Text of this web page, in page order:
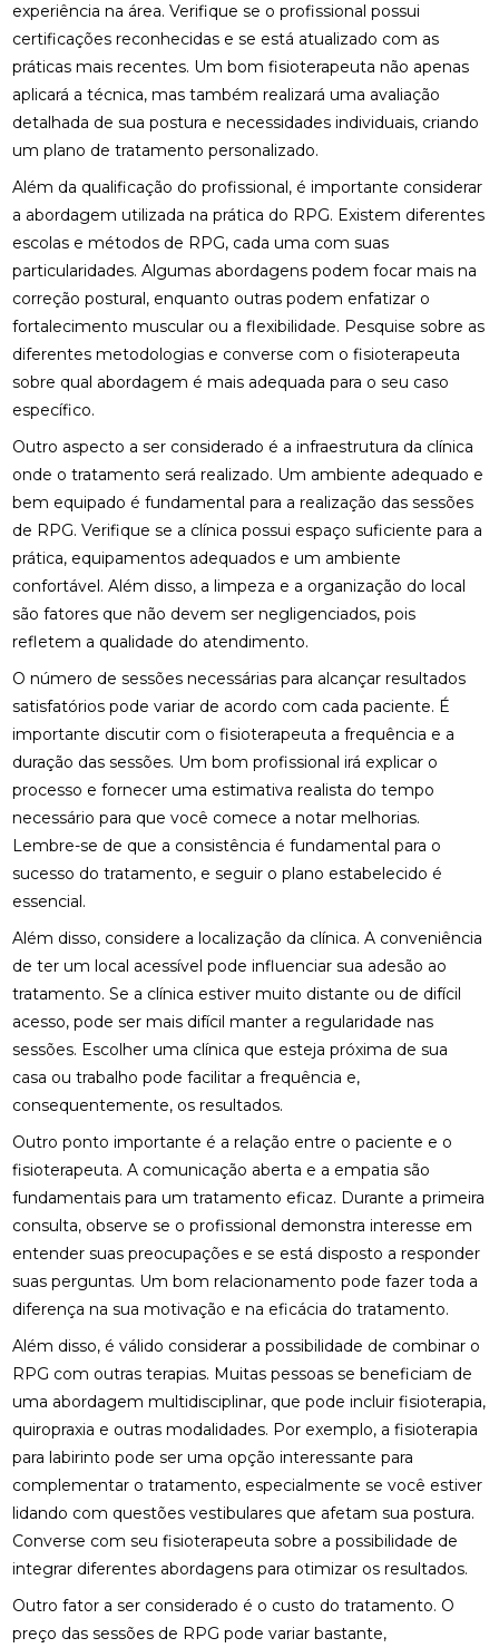
experiência na área. Verifique se o profissional possui
certificações reconhecidas e se está atualizado com as
práticas mais recentes. Um bom fisioterapeuta não apenas
aplicará a técnica, mas também realizará uma avaliação
detalhada de sua postura e necessidades individuais, criando
um plano de tratamento personalizado.
Além da qualificação do profissional, é importante considerar
a abordagem utilizada na prática do RPG. Existem diferentes
escolas e métodos de RPG, cada uma com suas
particularidades. Algumas abordagens podem focar mais na
correção postural, enquanto outras podem enfatizar o
fortalecimento muscular ou a flexibilidade. Pesquise sobre as
diferentes metodologias e converse com o fisioterapeuta
sobre qual abordagem é mais adequada para o seu caso
específico.
Outro aspecto a ser considerado é a infraestrutura da clínica
onde o tratamento será realizado. Um ambiente adequado e
bem equipado é fundamental para a realização das sessões
de RPG. Verifique se a clínica possui espaço suficiente para a
prática, equipamentos adequados e um ambiente
confortável. Além disso, a limpeza e a organização do local
são fatores que não devem ser negligenciados, pois
refletem a qualidade do atendimento.
O número de sessões necessárias para alcançar resultados
satisfatórios pode variar de acordo com cada paciente. É
importante discutir com o fisioterapeuta a frequência e a
duração das sessões. Um bom profissional irá explicar o
processo e fornecer uma estimativa realista do tempo
necessário para que você comece a notar melhorias.
Lembre-se de que a consistência é fundamental para o
sucesso do tratamento, e seguir o plano estabelecido é
essencial.
Além disso, considere a localização da clínica. A conveniência
de ter um local acessível pode influenciar sua adesão ao
tratamento. Se a clínica estiver muito distante ou de difícil
acesso, pode ser mais difícil manter a regularidade nas
sessões. Escolher uma clínica que esteja próxima de sua
casa ou trabalho pode facilitar a frequência e,
consequentemente, os resultados.
Outro ponto importante é a relação entre o paciente e o
fisioterapeuta. A comunicação aberta e a empatia são
fundamentais para um tratamento eficaz. Durante a primeira
consulta, observe se o profissional demonstra interesse em
entender suas preocupações e se está disposto a responder
suas perguntas. Um bom relacionamento pode fazer toda a
diferença na sua motivação e na eficácia do tratamento.
Além disso, é válido considerar a possibilidade de combinar o
RPG com outras terapias. Muitas pessoas se beneficiam de
uma abordagem multidisciplinar, que pode incluir fisioterapia,
quiropraxia e outras modalidades. Por exemplo, afisioterapia
para labirinto pode ser uma opção interessante para
complementar o tratamento, especialmente se você estiver
lidando com questões vestibulares que afetam sua postura.
Converse com seu fisioterapeuta sobre a possibilidade de
integrar diferentes abordagens para otimizar os resultados.
Outro fator a ser considerado é o custo do tratamento. O
preço das sessões de RPG pode variar bastante,
TRANSFORMAR SUA SAÚDE
COMO A OSTEOPATIA PODE AJUDAR NA
TRATAMENTO DA HÉRNIA DE DISCO
COMO A OSTEOPATIA PODE ALIVIAR A DOR NO
NERVO CIÁTICO
QUALIDADE DE VIDA
COMO A PALMILHA PARA ESPORÃO PODE ALIVIAR
SUAS DORES
COMO A PALMILHA PARA FASCITE PLANTAR PODE
ALIVIAR SUAS DORES
COMO A QUIROPRAXIA PODE AJUDAR NO
COMO A QUIROPRAXIA PODE ALIVIAR DORES NO
JOELHO
COMO AS PALMILHAS AJUDAM NO SEU
TRATAMENTO?
COMO AS PALMILHAS PARA JOANETE PODEM
MELHORAR SEU CONFORTO
COMO ENCONTRAR QUIROPRAXIA PERTO DE VOCÊ
PARA ALÍVIO DAS DORES
COMO ENCONTRAR UM ACUPUNTURISTA
QUALIFICADO
COMO ESCOLHER A PALMILHA IDEAL PARA PÉ
CHATO E MELHORAR SEU CONFORTO
COMO ESCOLHER O MELHOR ACUPUNTURISTA
PARA SUAS NECESSIDADES DE SAÚDE
COMO ESCOLHER O MELHOR ACUPUNTURISTA
PARA VOCÊ
COMO FUNCIONA A CONSULTA COM UM
ACUPUNTURISTA E O QUE ESPERAR
COMO MELHORAR O ATENDIMENTO DA SUA
CLÍNICA?
COMO MONTAR SUA CLÍNICA?
CONSULTA COM ACUPUNTURISTA: O QUE ESPERAR
DESCUBRA A ACUPUNTURA RJ: BENEFÍCIOS E
DESCUBRA COMO A PALMILHA PARA FASCITE
PLANTAR PODE ALIVIAR SUAS DORES
DESCUBRA COMO A QUIROPRAXIA E A
FISIOTERAPIA PODEM TRANSFORMAR SUA SAÚDE
DESCUBRA COMO UM QUIROPRATA PODE
TRANSFORMAR SUA SAÚDE
DESCUBRA O PREÇO DA PALMILHA ORTOPÉDICA E
COMO ESCOLHER A IDEAL
COMO ESCOLHER A MELHOR